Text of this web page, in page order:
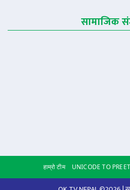
सामाजिक
हाम्रो टीम UNICODE TO